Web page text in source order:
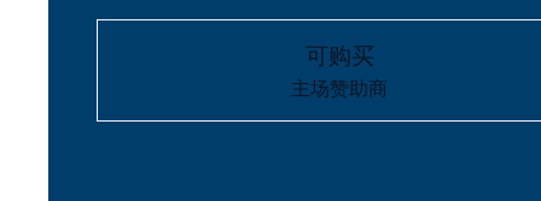
可购买
主场赞助商